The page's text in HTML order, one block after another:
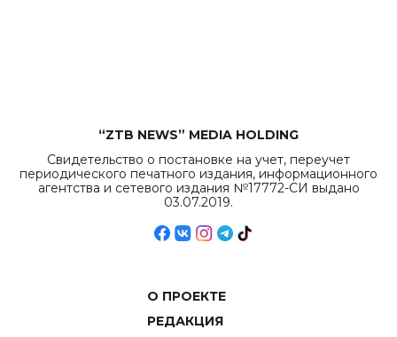
“ZTB NEWS” MEDIA HOLDING
Свидетельство о постановке на учет, переучет
периодического печатного издания, информационного
агентства и сетевого издания №17772-СИ выдано
03.07.2019.
О ПРОЕКТЕ
РЕДАКЦИЯ